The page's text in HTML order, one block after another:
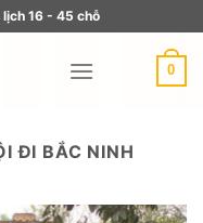
lịch 16 - 45 chỗ
0
ĐI BẮC NINH